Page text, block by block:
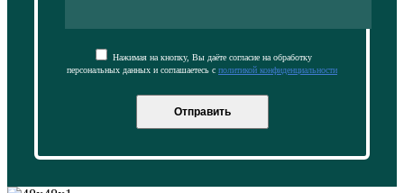
Нажимая на кнопку, Вы даёте согласие на обработку
персональных данных и соглашаетесь с политикой конфиденциальности
Отправить